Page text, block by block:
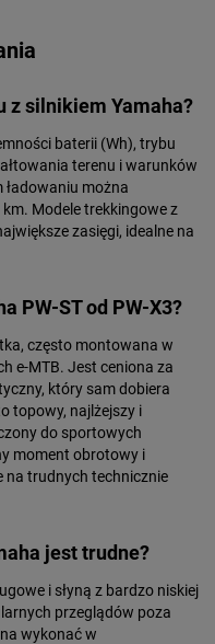
z silnikiem Yamaha?
baterii (Wh), trybu
terenu i warunków
ładowaniu można
Modele trekkingowe z
zasięgi, idealne na
PW-ST od PW-X3?
często montowana w
e-MTB. Jest ceniona za
który sam dobiera
topowy, najlżejszy i
do sportowych
moment obrotowy i
na trudnych technicznie
jest trudne?
i słyną z bardzo niskiej
przeglądów poza
wykonać w